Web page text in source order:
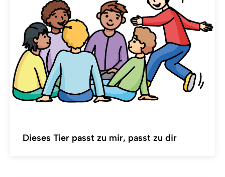
Dieses Tier passt zu mir, passt zu dir